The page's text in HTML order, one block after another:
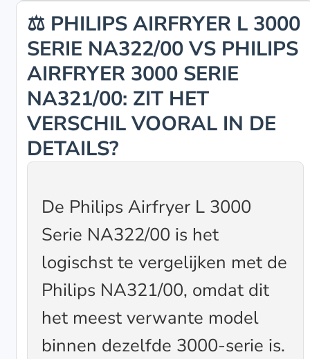
⚖️ PHILIPS AIRFRYER L 3000
SERIE NA322/00 VS PHILIPS
AIRFRYER 3000 SERIE
NA321/00: ZIT HET
VERSCHIL VOORAL IN DE
DETAILS?
De Philips Airfryer L 3000
Serie NA322/00 is het
logischst te vergelijken met de
Philips NA321/00, omdat dit
het meest verwante model
binnen dezelfde 3000-serie is.